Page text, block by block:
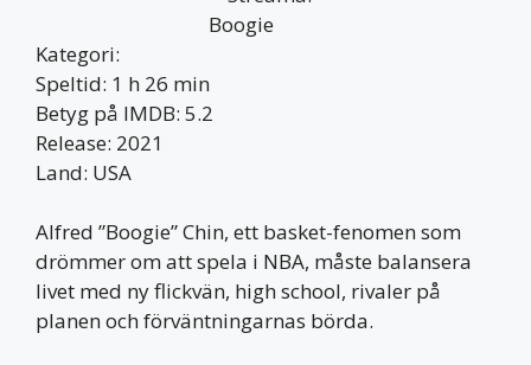
Kategori:
Speltid: 1 h 26 min
Betyg på IMDB: 5.2
Release: 2021
Land: USA
Alfred ”Boogie” Chin, ett basket-fenomen som
drömmer om att spela i NBA, måste balansera
livet med ny flickvän, high school, rivaler på
planen och förväntningarnas börda.